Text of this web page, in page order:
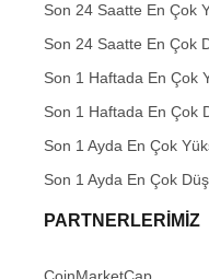
Son 24 Saatte En Çok
Son 24 Saatte En Çok
Son 1 Haftada En Çok
Son 1 Haftada En Çok
Son 1 Ayda En Çok
Son 1 Ayda En Çok
PARTNERLERIMIZ